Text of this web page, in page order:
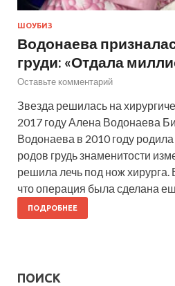
ШОУБИЗ
Водонаева
груди: «Отдала
Оставьте комментарий
Звезда решилась на
2017 году Алена Водонаева
Водонаева в 2010 году
родов грудь знаменитости
решила лечь под нож хирурга.
что операция была сделана
ПОДРОБНЕЕ
ПОИСК